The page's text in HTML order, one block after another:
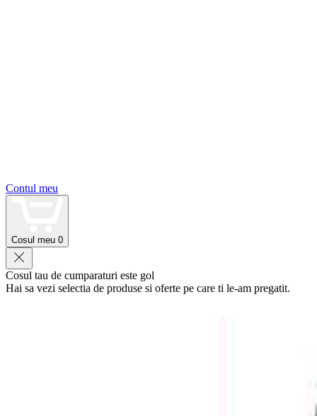
Contul meu
Cosul meu 0
Cosul tau de cumparaturi este gol
Hai sa vezi selectia de produse si oferte pe care ti le-am pregatit.